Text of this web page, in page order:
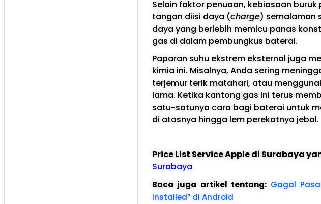
Selain faktor penuaan, kebiasaan
tangan diisi daya (charge) semalaman
daya yang berlebih memicu panas
gas di dalam pembungkus baterai.
Paparan suhu ekstrem eksternal juga
kimia ini. Misalnya, Anda sering
terjemur terik matahari, atau
lama. Ketika kantong gas ini terus
satu-satunya cara bagi baterai untuk
di atasnya hingga lem perekatnya jebol.
Price List Service Apple di Surabaya
Surabaya
Baca juga artikel tentang: Gagal
Installed” di Android